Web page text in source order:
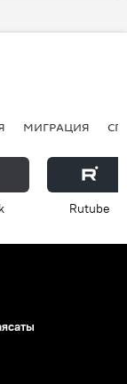
МИГРАЦИЯ
Rutube